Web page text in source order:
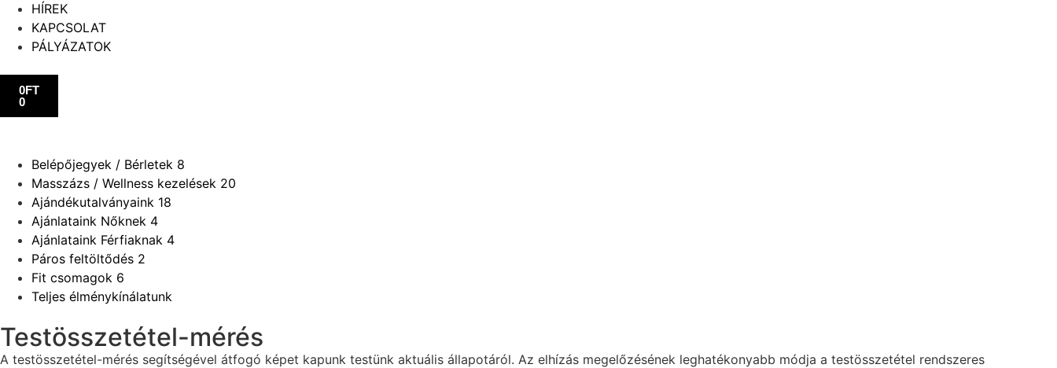
HÍREK
KAPCSOLAT
PÁLYÁZATOK
0FT
0
Belépőjegyek / Bérletek 8
Masszázs / Wellness kezelések 20
Ajándékutalványaink 18
Ajánlataink Nőknek 4
Ajánlataink Férfiaknak 4
Páros feltöltődés 2
Fit csomagok 6
Teljes élménykínálatunk
Testösszetétel-mérés
A testösszetétel-mérés segítségével átfogó képet kapunk testünk aktuális állapotáról. Az elhízás megelőzésének leghatékonyabb módja a testösszetétel rendszeres